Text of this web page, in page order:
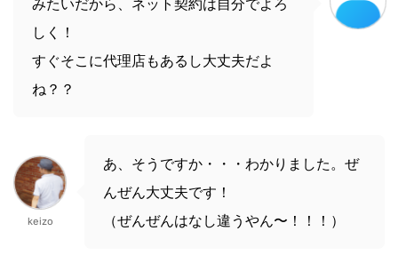
しく！
すぐそこに代理店もあるし大丈夫だよ
ね？？
keizo
あ、そうですか・・・わかりました。ぜ
んぜん大丈夫です！
（ぜんぜんはなし違うやん〜！！！）